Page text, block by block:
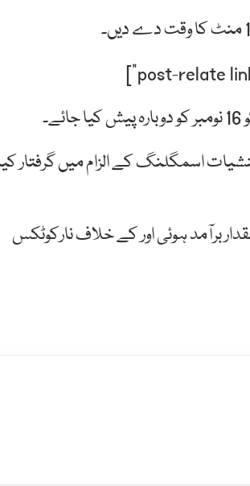
اسمگلنگ کے الزام میں گرفتار
برآمد ہوئی اور کے خلاف نارکوٹکس